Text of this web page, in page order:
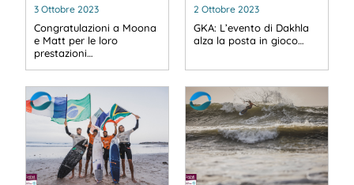
3 Ottobre 2023
Congratulazioni a Moona
e Matt per le loro
prestazioni…
2 Ottobre 2023
GKA: L’evento di Dakhla
alza la posta in gioco…